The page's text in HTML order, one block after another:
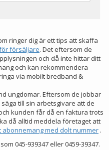
ringer dig är ett tips att skaffa
försäljare. Det eftersom de
och då inte hittar ditt
och kan rekommendera
via mobilt bredband &
ungdomar. Eftersom de jobbar
till sin arbetsgivare att de
kunden får då en faktura trots
då alltid meddela företaget att
abonnemang med dolt nummer .
045-939347 eller 0459-39347.